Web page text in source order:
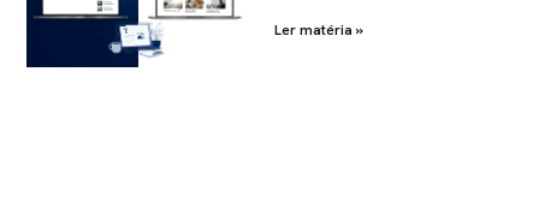
Ler matéria »